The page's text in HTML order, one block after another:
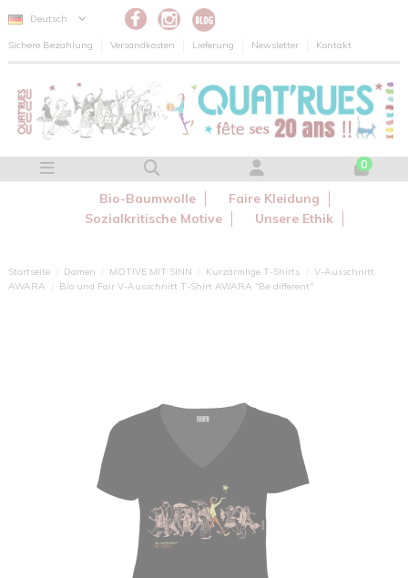
Deutsch
Sichere Bezahlung Versandkosten Lieferung Newsletter Kontakt
0
Bio-Baumwolle
Faire Kleidung
Sozialkritische Motive
Unsere Ethik
Startseite Damen MOTIVE MIT SINN Kurzärmlige T-Shirts
V-Ausschnitt
AWARA
Bio und Fair V-Ausschnitt T-Shirt AWARA "Be different"